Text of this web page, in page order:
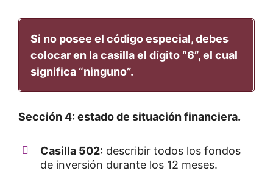
Si no posee el código especial, debes
colocar en la casilla el dígito “6”, el cual
significa “ninguno”.
Sección 4: estado de situación financiera.
Casilla 502: describir todos los fondos
de inversión durante los 12 meses.